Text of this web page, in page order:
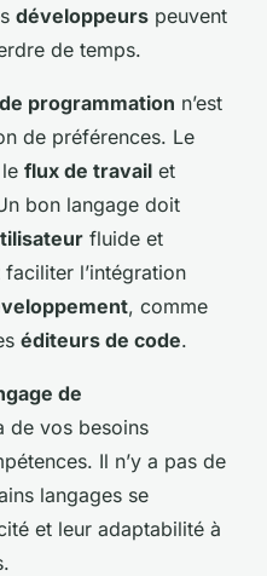
développeurs peuvent
de temps.
programmation n’est
de préférences. Le
flux de travail et
bon langage doit
fluide et
l’intégration
, comme
éditeurs de code.
de
de vos besoins
Il n’y a pas de
langages se
et leur adaptabilité à